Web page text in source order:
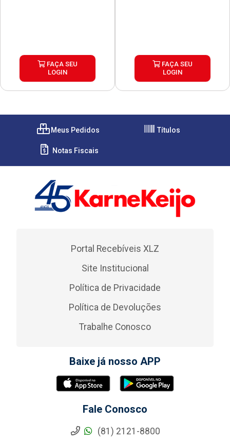
FAÇA SEU
LOGIN
FAÇA SEU
LOGIN
Meus Pedidos Títulos
Notas Fiscais
Portal Recebíveis XLZ
Site Institucional
Política de Privacidade
Política de Devoluções
Trabalhe Conosco
Baixe já nosso APP
Fale Conosco
(81) 2121-8800